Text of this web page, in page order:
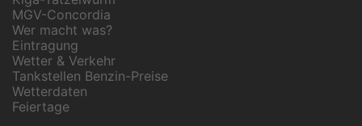
MGV-Concordia
Wer macht was?
Eintragung
Wetter & Verkehr
Tankstellen Benzin-Preise
Wetterdaten
Feiertage